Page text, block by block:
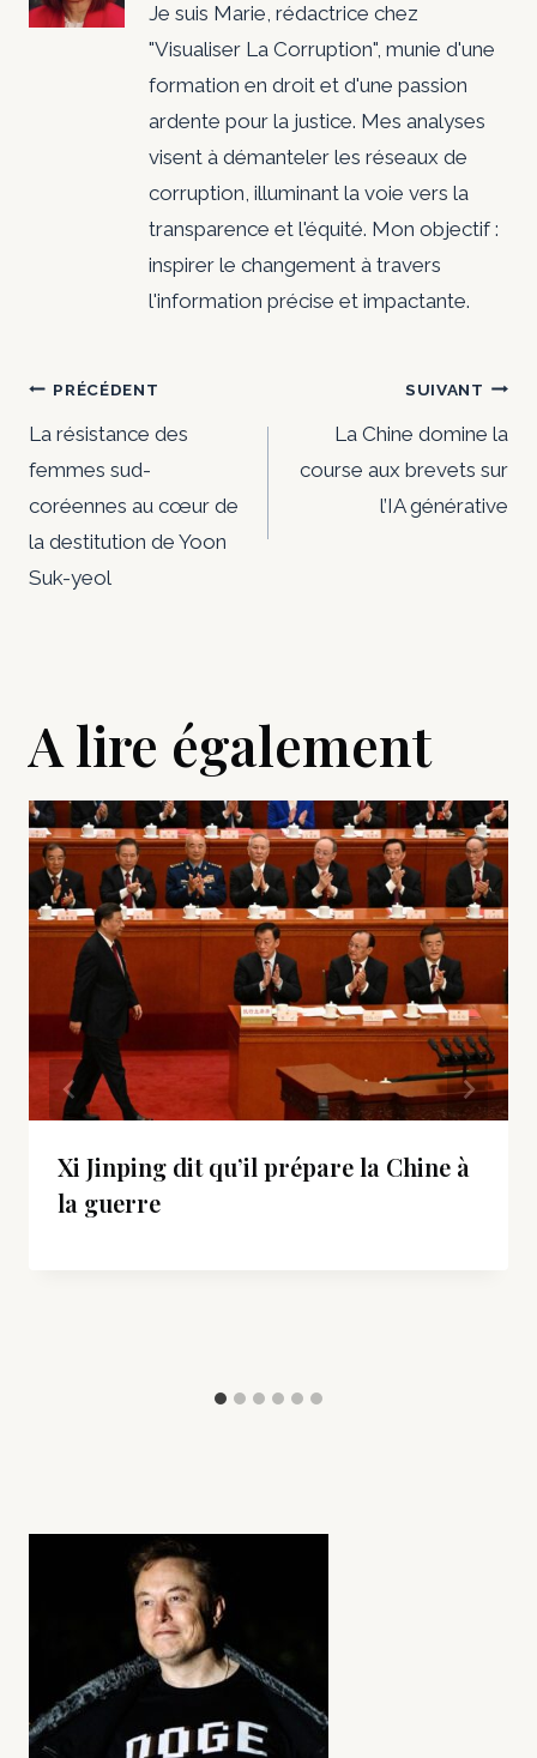
Je suis Marie, rédactrice chez
"Visualiser La Corruption", munie d'une
formation en droit et d'une passion
ardente pour la justice. Mes analyses
visent à démanteler les réseaux de
corruption, illuminant la voie vers la
transparence et l'équité. Mon objectif :
inspirer le changement à travers
l'information précise et impactante.
Navigation
de
l’article
PRÉCÉDENT
La résistance des
femmes sud-
coréennes au cœur de
la destitution de Yoon
Suk-yeol
SUIVANT
La Chine domine la
course aux brevets sur
l’IA générative
A lire également
Xi Jinping dit qu’il prépare la Chine à
la guerre